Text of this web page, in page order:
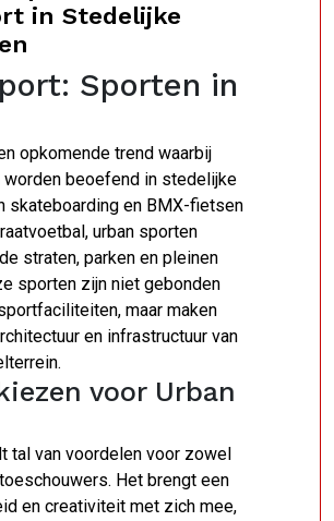
in Stedelijke
Sporten in
opkomende trend waarbij
beoefend in stedelijke
skateboarding en BMX-fietsen
urban sporten
straten, parken en pleinen
sporten zijn niet gebonden
maar maken
en infrastructuur van
voor Urban
tal van voordelen voor zowel
Het brengt een
en creativiteit met zich mee,